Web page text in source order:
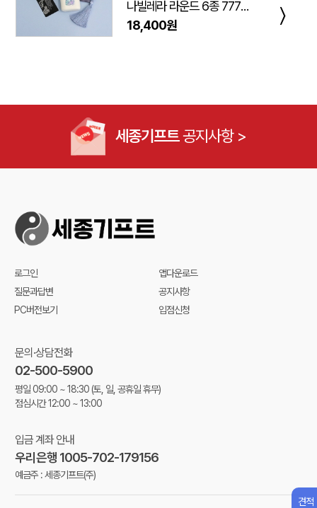
다만 아쉬운 점은 조립이 덜되어 있는 것이 간혹 있습니다.
케이스가 빠지는 현상이 좀 있는데, 조립할때 신경써서 해주시면 더 좋은 인상이 남을 것 같습니다.
나빌레라 라운드 6종 777쓰리세븐 손톱깎이 호작도 까치호랑이 네일케어세트
18,400원
〉
세종기프트공지사항 >
로그인
앱다운로드
질문과답변
공지사항
PC버전보기
입점신청
문의·상담전화
02-500-5900
평일 09:00 ~ 18:30(토, 일, 공휴일 휴무)
점심시간 12:00 ~ 13:00
입금 계좌 안내
우리은행 1005-702-179156
예금주 : 세종기프트(주)
견적